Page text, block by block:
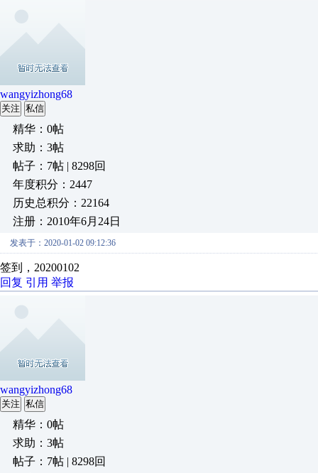
wangyizhong68
关注 私信
精华：0帖
求助：3帖
帖子：7帖 | 8298回
年度积分：2447
历史总积分：22164
注册：2010年6月24日
发表于：2020-01-02 09:12:36
签到，20200102
回复 引用 举报
wangyizhong68
关注 私信
精华：0帖
求助：3帖
帖子：7帖 | 8298回